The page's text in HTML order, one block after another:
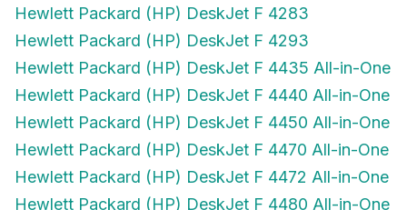
Hewlett Packard (HP) DeskJet F 4283
Hewlett Packard (HP) DeskJet F 4293
Hewlett Packard (HP) DeskJet F 4435 All-in-One
Hewlett Packard (HP) DeskJet F 4440 All-in-One
Hewlett Packard (HP) DeskJet F 4450 All-in-One
Hewlett Packard (HP) DeskJet F 4470 All-in-One
Hewlett Packard (HP) DeskJet F 4472 All-in-One
Hewlett Packard (HP) DeskJet F 4480 All-in-One